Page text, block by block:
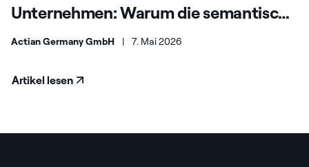
Unternehmen: Warum die semantische
Suche alles verändert
Actian Germany GmbH | 7. Mai 2026
Artikel lesen